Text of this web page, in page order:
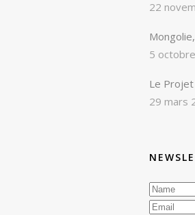
22
5
Le
29 mars